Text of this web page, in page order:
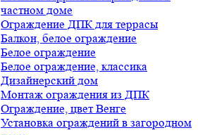
частном доме
Ограждение ДПК для террасы
Балкон, белое ограждение
Белое ограждение
Белое ограждение, классика
Дизайнерский дом
Монтаж ограждения из ДПК
Ограждение, цвет Венге
Установка ограждений в загородном